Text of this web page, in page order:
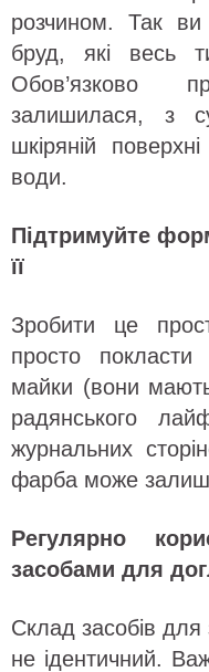
розчином. Так
бруд, які весь
Обов’язково
залишилася, з
шкіряній
води.
Підтримуйте
її
Зробити це
просто покласти
майки (вони
радянського
журнальних
фарба може
Регулярно
засобами для
Склад засобів
не ідентичний.